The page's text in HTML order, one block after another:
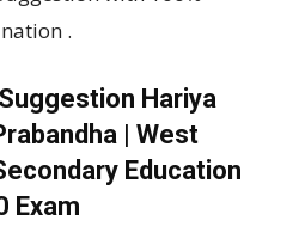
.
Hariya
| West
Education
Exam